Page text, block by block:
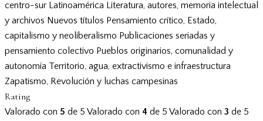
centro-sur Latinoamérica Literatura, autores, memoria intelectual
y archivos Nuevos títulos Pensamiento crítico, Estado,
capitalismo y neoliberalismo Publicaciones seriadas y
pensamiento colectivo Pueblos originarios, comunalidad y
autonomía Territorio, agua, extractivismo e infraestructura
Zapatismo, Revolución y luchas campesinas
Rating
Valorado con 5 de 5 Valorado con 4 de 5 Valorado con 3 de 5